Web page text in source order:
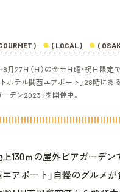
) ( LOCAL ) (
月27日（日）の金土日曜・祝日限定
ホテル関西エアポート」28階にあ
ーデン2023」を開催中。
130ｍの屋外ビアガーデン
アポート」自慢のグルメ